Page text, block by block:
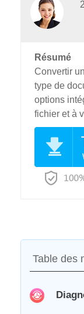
Résumé
Convertir
type de
options
fichier et à
Table des